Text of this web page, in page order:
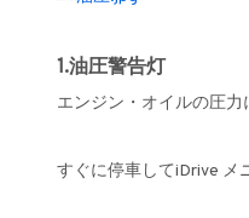
1.油圧警告灯
エンジン・オイルの圧力
すぐに停車してiDrive メ